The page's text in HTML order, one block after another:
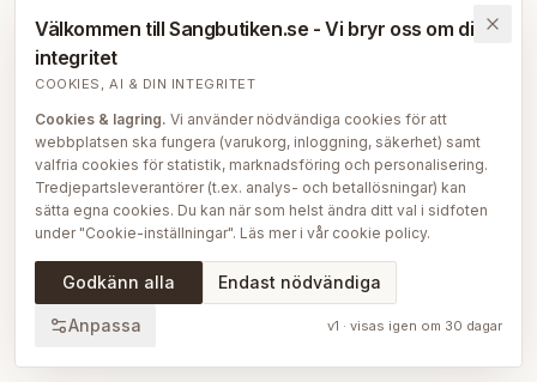
Välkommen till Sangbutiken.se - Vi bryr oss om din
integritet
COOKIES, AI & DIN INTEGRITET
Cookies & lagring. Vi använder nödvändiga cookies för att
webbplatsen ska fungera (varukorg, inloggning, säkerhet) samt
valfria cookies för statistik, marknadsföring och personalisering.
Tredjepartsleverantörer (t.ex. analys- och betallösningar) kan
sätta egna cookies. Du kan när som helst ändra ditt val i sidfoten
under "Cookie-inställningar". Läs mer i vår cookie policy.
AI på Sängbutiken.För att ge dig en bättre upplevelse använder
vi delvis AI-teknik — bl.a. för smartare sök- och
att skapa, översätta och redigera delar av vårt redaktionella
Godkänn alla Endast nödvändiga
Anpassa v1 · visas igen om 30 dagar